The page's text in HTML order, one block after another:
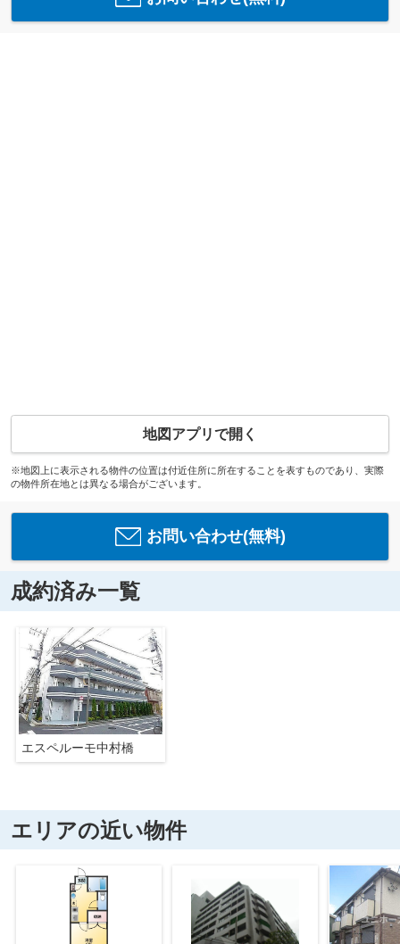
地図アプリで開く
※地図上に表示される物件の位置は付近住所に所在することを表すものであり、実際
の物件所在地とは異なる場合がございます。
お問い合わせ(無料)
成約済み一覧
エスペルーモ中村橋
エリアの近い物件